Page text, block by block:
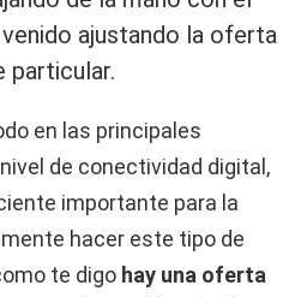
ajustando la oferta
particular.
en las principales
de conectividad digital,
importante para la
hacer este tipo de
te digo hay una oferta